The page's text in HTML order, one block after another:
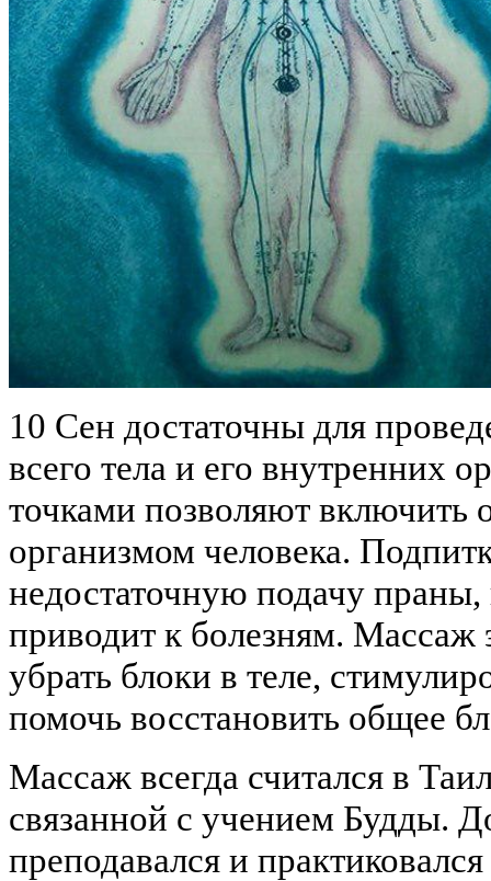
10 Сен достаточны для
всего тела и его внутренних
точками позволяют включить
организмом человека.
недостаточную подачу праны,
приводит к болезням. Массаж
убрать блоки в теле,
помочь восстановить общее
Массаж всегда считался в
связанной с учением Будды.
преподавался и